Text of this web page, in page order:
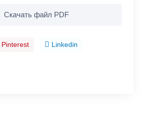
Скачать файл PDF
Pinterest Linkedin